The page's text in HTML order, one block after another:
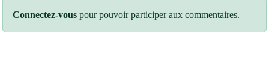
Connectez-vous pour pouvoir participer aux commentaires.